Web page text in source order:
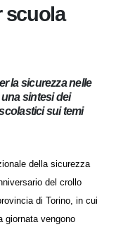
la sicurezza nelle
sintesi dei
scolastici sui temi
della sicurezza
del crollo
di Torino, in cui
giornata vengono